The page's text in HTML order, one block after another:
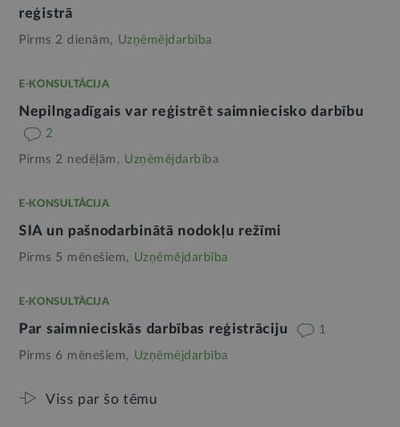
reģistrā
Pirms 2 dienām, Uzņēmējdarbība
E-KONSULTĀCIJA
Nepilngadīgais var reģistrēt saimniecisko darbību
2
Pirms 2 nedēļām, Uzņēmējdarbība
E-KONSULTĀCIJA
SIA un pašnodarbinātā nodokļu režīmi
Pirms 5 mēnešiem, Uzņēmējdarbība
E-KONSULTĀCIJA
Par saimnieciskās darbības reģistrāciju 1
Pirms 6 mēnešiem, Uzņēmējdarbība
Viss par šo tēmu